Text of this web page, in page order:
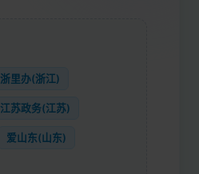
浙里办(浙江)
江苏政务(江苏)
爱山东(山东)